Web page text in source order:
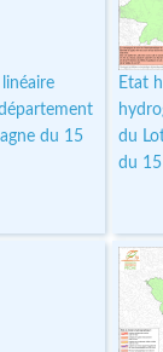
du 15
Etat
du
du